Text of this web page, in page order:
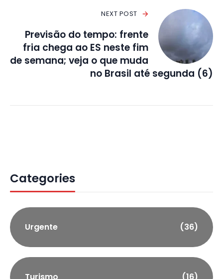
NEXT POST
Previsão do tempo: frente
fria chega ao ES neste fim
de semana; veja o que muda
no Brasil até segunda (6)
Categories
Urgente (36)